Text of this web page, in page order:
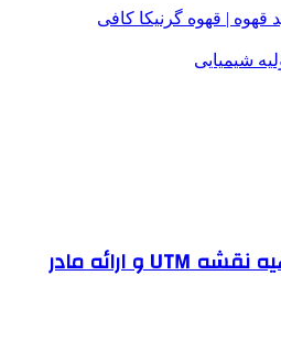
قهوه | قهوه گرنیکا کافی
شیمیایی
جزئیات ثبت ادعا، تهیه نقشه UTM و ارائه مادر